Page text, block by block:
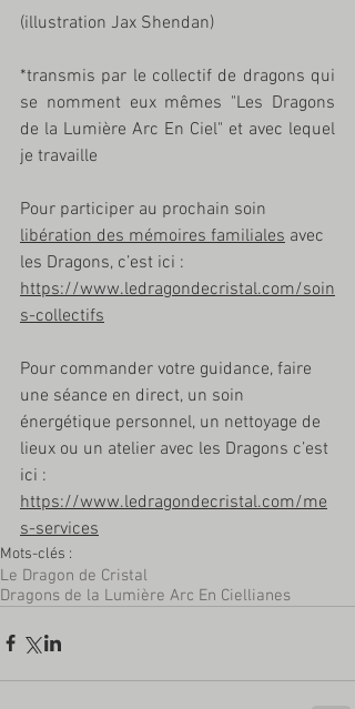
(illustration Jax Shendan)
*transmis par le collectif de dragons qui
se nomment eux mêmes "Les Dragons
de la Lumière Arc En Ciel" et avec lequel
je travaille
Pour participer au prochain soin
libération des mémoires familiales avec
les Dragons, c’est ici :
https://www.ledragondecristal.com/soin
s-collectifs
Pour commander votre guidance, faire
une séance en direct, un soin
énergétique personnel, un nettoyage de
lieux ou un atelier avec les Dragons c’est
ici :
https://www.ledragondecristal.com/me
s-services
Mots-clés :
Le Dragon de Cristal
Dragons de la Lumière Arc En Ciellianes